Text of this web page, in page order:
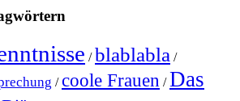
/blablabla /
/coole Frauen /Das